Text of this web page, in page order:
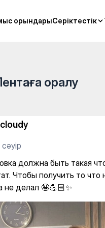
орындарыСеріктестік
орындарыСеріктестік
— Gym
оралу
должна быть такая
Чтобы получить то
не делал 🤪💪🏻✨